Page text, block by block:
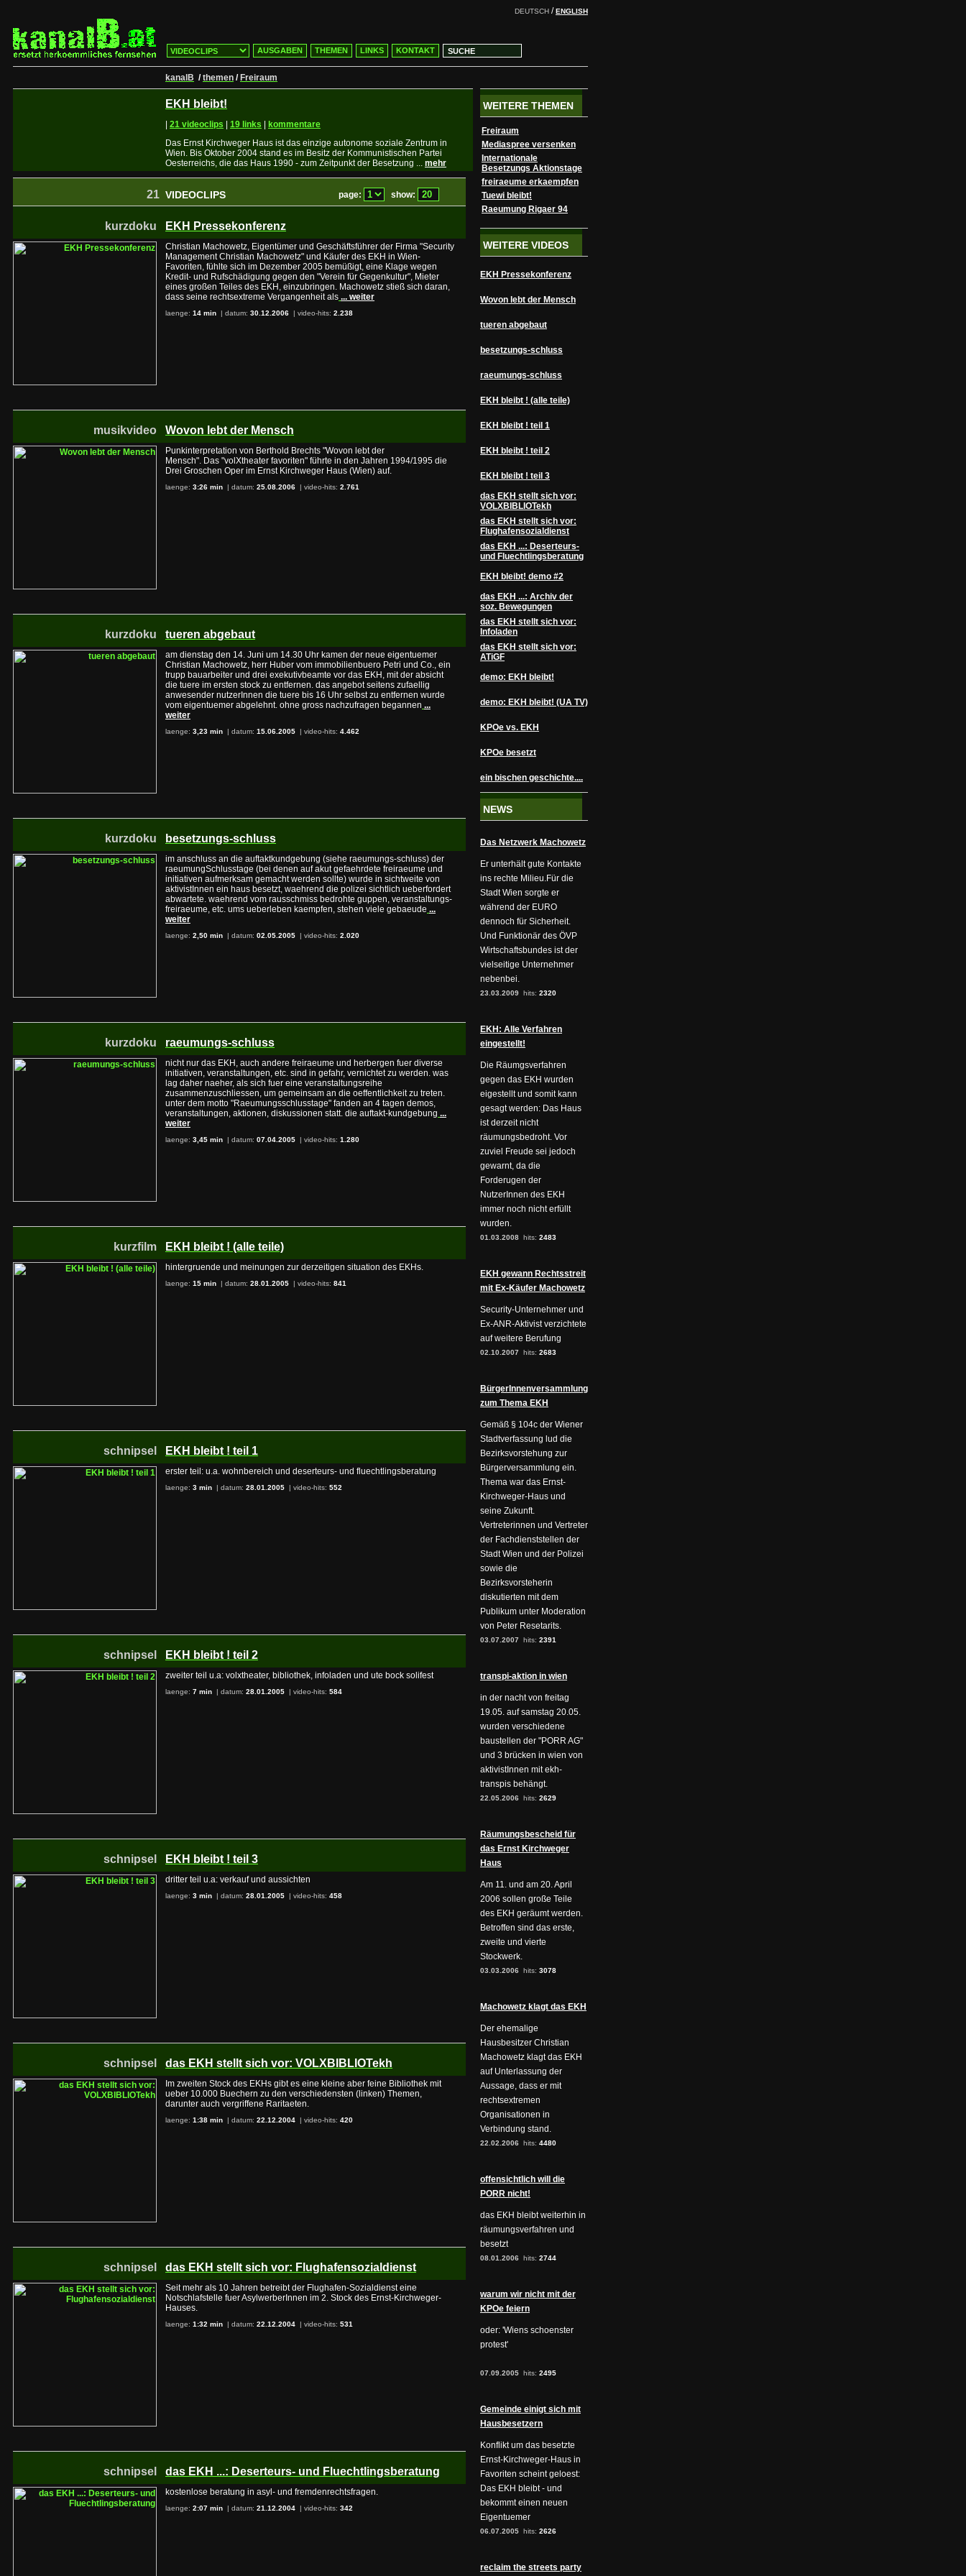
DEUTSCH /ENGLISH
AUSGABEN THEMEN LINKS KONTAKT
kanalB /themen / Freiraum
EKH bleibt!
21 videoclips 19 links
kommentare
Das Ernst Kirchweger Haus ist das einzige autonome soziale Zentrum in
Wien. Bis Oktober 2004 stand es im Besitz der Kommunistischen Partei
Oesterreichs, die das Haus 1990 - zum Zeitpunkt der Besetzung ... mehr
21 VIDEOCLIPS page: show:
kurzdoku EKH Pressekonferenz
Christian Machowetz, Eigentümer und Geschäftsführer der Firma "Security
Management Christian Machowetz" und Käufer des EKH in Wien-
Favoriten, fühlte sich im Dezember 2005 bemüßigt, eine Klage wegen
Kredit- und Rufschädigung gegen den "Verein für Gegenkultur", Mieter
eines großen Teiles des EKH, einzubringen. Machowetz stieß sich daran,
dass seine rechtsextreme Vergangenheit als ... weiter
laenge: 14 min | datum: 30.12.2006 | video-hits: 2.238
musikvideo Wovon lebt der Mensch
Punkinterpretation von Berthold Brechts "Wovon lebt der
Mensch". Das "volXtheater favoriten" führte in den Jahren 1994/1995 die
Drei Groschen Oper im Ernst Kirchweger Haus (Wien) auf.
laenge: 3:26 min | datum: 25.08.2006 | video-hits: 2.761
kurzdoku tueren abgebaut
am dienstag den 14. Juni um 14.30 Uhr kamen der neue eigentuemer
Christian Machowetz, herr Huber vom immobilienbuero Petri und Co., ein
trupp bauarbeiter und drei exekutivbeamte vor das EKH, mit der absicht
die tuere im ersten stock zu entfernen. das angebot seitens zufaellig
anwesender nutzerInnen die tuere bis 16 Uhr selbst zu entfernen wurde
vom eigentuemer abgelehnt. ohne gross nachzufragen begannen ...
weiter
laenge: 3,23 min | datum: 15.06.2005 | video-hits: 4.462
kurzdoku besetzungs-schluss
im anschluss an die auftaktkundgebung (siehe raeumungs-schluss) der
raeumungSchlusstage (bei denen auf akut gefaehrdete freiraeume und
initiativen aufmerksam gemacht werden sollte) wurde in sichtweite von
aktivistInnen ein haus besetzt, waehrend die polizei sichtlich ueberfordert
abwartete. waehrend vom rausschmiss bedrohte guppen, veranstaltungs-
freiraeume, etc. ums ueberleben kaempfen, stehen viele gebaeude ...
weiter
laenge: 2,50 min | datum: 02.05.2005 | video-hits: 2.020
kurzdoku raeumungs-schluss
nicht nur das EKH, auch andere freiraeume und herbergen fuer diverse
initiativen, veranstaltungen, etc. sind in gefahr, vernichtet zu werden. was
lag daher naeher, als sich fuer eine veranstaltungsreihe
zusammenzuschliessen, um gemeinsam an die oeffentlichkeit zu treten.
unter dem motto "Raeumungsschlusstage" fanden an 4 tagen demos,
veranstaltungen, aktionen, diskussionen statt. die auftakt-kundgebung ...
weiter
laenge: 3,45 min | datum: 07.04.2005 | video-hits: 1.280
kurzfilm EKH bleibt ! (alle teile)
hintergruende und meinungen zur derzeitigen situation des EKHs.
laenge: 15 min | datum: 28.01.2005 | video-hits: 841
schnipsel EKH bleibt ! teil 1
erster teil: u.a. wohnbereich und deserteurs- und fluechtlingsberatung
laenge: 3 min | datum: 28.01.2005 | video-hits: 552
schnipsel EKH bleibt ! teil 2
zweiter teil u.a: volxtheater, bibliothek, infoladen und ute bock solifest
laenge: 7 min | datum: 28.01.2005 | video-hits: 584
schnipsel EKH bleibt ! teil 3
dritter teil u.a: verkauf und aussichten
laenge: 3 min | datum: 28.01.2005 | video-hits: 458
schnipsel das EKH stellt sich vor: VOLXBIBLIOTekh
Im zweiten Stock des EKHs gibt es eine kleine aber feine Bibliothek mit
ueber 10.000 Buechern zu den verschiedensten (linken) Themen,
darunter auch vergriffene Raritaeten.
laenge: 1:38 min | datum: 22.12.2004 | video-hits: 420
schnipsel das EKH stellt sich vor: Flughafensozialdienst
Seit mehr als 10 Jahren betreibt der Flughafen-Sozialdienst eine
Notschlafstelle fuer AsylwerberInnen im 2. Stock des Ernst-Kirchweger-
Hauses.
laenge: 1:32 min | datum: 22.12.2004 | video-hits: 531
schnipsel das EKH ...: Deserteurs- und Fluechtlingsberatung
kostenlose beratung in asyl- und fremdenrechtsfragen.
laenge: 2:07 min | datum: 21.12.2004 | video-hits: 342
WEITERE THEMEN
Freiraum
Mediaspree versenken
Internationale
Besetzungs Aktionstage
freiraeume erkaempfen
Tuewi bleibt!
Raeumung Rigaer 94
WEITERE VIDEOS
EKH Pressekonferenz
Wovon lebt der Mensch
tueren abgebaut
besetzungs-schluss
raeumungs-schluss
EKH bleibt ! (alle teile)
EKH bleibt ! teil 1
EKH bleibt ! teil 2
EKH bleibt ! teil 3
das EKH stellt sich vor:
VOLXBIBLIOTekh
das EKH stellt sich vor:
Flughafensozialdienst
das EKH ...: Deserteurs-
und Fluechtlingsberatung
EKH bleibt! demo #2
das EKH ...: Archiv der
soz. Bewegungen
das EKH stellt sich vor:
Infoladen
das EKH stellt sich vor:
ATiGF
demo: EKH bleibt!
demo: EKH bleibt! (UA TV)
KPOe vs. EKH
KPOe besetzt
ein bischen geschichte....
NEWS
Das Netzwerk Machowetz
Er unterhält gute Kontakte
ins rechte Milieu.Für die
Stadt Wien sorgte er
während der EURO
dennoch für Sicherheit.
Und Funktionär des ÖVP
Wirtschaftsbundes ist der
vielseitige Unternehmer
nebenbei.
23.03.2009 hits: 2320
EKH: Alle Verfahren
eingestellt!
Die Räumgsverfahren
gegen das EKH wurden
eigestellt und somit kann
gesagt werden: Das Haus
ist derzeit nicht
räumungsbedroht. Vor
zuviel Freude sei jedoch
gewarnt, da die
Forderugen der
NutzerInnen des EKH
immer noch nicht erfüllt
wurden.
01.03.2008 hits: 2483
EKH gewann Rechtsstreit
mit Ex-Käufer Machowetz
Security-Unternehmer und
Ex-ANR-Aktivist verzichtete
auf weitere Berufung
02.10.2007 hits: 2683
BürgerInnenversammlung
zum Thema EKH
Gemäß § 104c der Wiener
Stadtverfassung lud die
Bezirksvorstehung zur
Bürgerversammlung ein.
Thema war das Ernst-
Kirchweger-Haus und
seine Zukunft.
Vertreterinnen und Vertreter
der Fachdienststellen der
Stadt Wien und der Polizei
sowie die
Bezirksvorsteherin
diskutierten mit dem
Publikum unter Moderation
von Peter Resetarits.
03.07.2007 hits: 2391
transpi-aktion in wien
in der nacht von freitag
19.05. auf samstag 20.05.
wurden verschiedene
baustellen der "PORR AG"
und 3 brücken in wien von
aktivistInnen mit ekh-
transpis behängt.
22.05.2006 hits: 2629
Räumungsbescheid für
das Ernst Kirchweger
Haus
Am 11. und am 20. April
2006 sollen große Teile
des EKH geräumt werden.
Betroffen sind das erste,
zweite und vierte
Stockwerk.
03.03.2006 hits: 3078
Machowetz klagt das EKH
Der ehemalige
Hausbesitzer Christian
Machowetz klagt das EKH
auf Unterlassung der
Aussage, dass er mit
rechtsextremen
Organisationen in
Verbindung stand.
22.02.2006 hits: 4480
offensichtlich will die
PORR nicht!
das EKH bleibt weiterhin in
räumungsverfahren und
besetzt
08.01.2006 hits: 2744
warum wir nicht mit der
KPOe feiern
oder: 'Wiens schoenster
protest'
07.09.2005 hits: 2495
Gemeinde einigt sich mit
Hausbesetzern
Konflikt um das besetzte
Ernst-Kirchweger-Haus in
Favoriten scheint geloest:
Das EKH bleibt - und
bekommt einen neuen
Eigentuemer
06.07.2005 hits: 2626
reclaim the streets party